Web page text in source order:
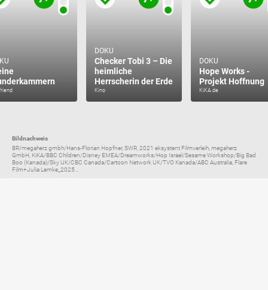
DOKU
Checker Tobi 3 – Die
heimliche
Herrscherin der Erde
Kino
DOKU
Hope Works -
Projekt Hoffnung
KiKA.de
Bildnachweis
BR/megaherz gmbh/Hans-Florian Hopfner, SWR, 2021 eksystent Filmverleih, megaherz
GmbH, KiKA/BBC Children/Disney EMEA/Dreamworks/Hop Israel/Sesame Workshop/Big Bad
Boo (Kanada)/Sky UK/CBC Canada/Cartoon Network UK/TVO Kanada/ABC Australia, Flare
Film+Julia Lemke_2025...